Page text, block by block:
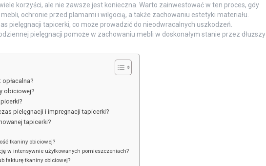
korzyści, ale nie zawsze jest konieczna. Warto zainwestować w ten proces, gdy
ochronie przed plamami i wilgocią, a także zachowaniu estetyki materiału.
pielęgnacji tapicerki, co może prowadzić do nieodwracalnych uszkodzeń.
pielęgnacji pomoże w zachowaniu mebli w doskonałym stanie przez dłuższy
obiciowej?
pielęgnacji i impregnacji tapicerki?
tapicerki?
tkaniny obiciowej?
w intensywnie użytkowanych pomieszczeniach?
fakturę tkaniny obiciowej?